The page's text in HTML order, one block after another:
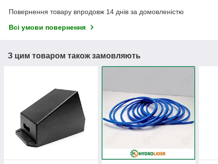
Повернення товару впродовж 14 днів за домовленістю
Всі умови повернення
З цим товаром також замовляють